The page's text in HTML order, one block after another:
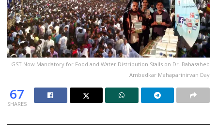
GST Now Mandatory for Food and Water Distribution Stalls on Dr. Babasaheb
Ambedkar Mahaparinirvan Day
67
SHARES